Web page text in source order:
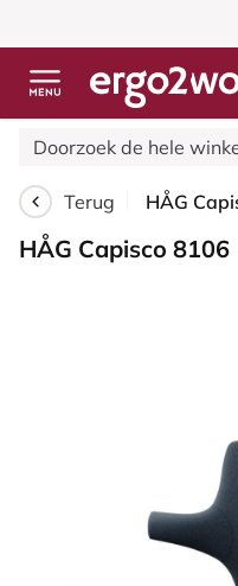
Terug
HÅG Capisco 8106